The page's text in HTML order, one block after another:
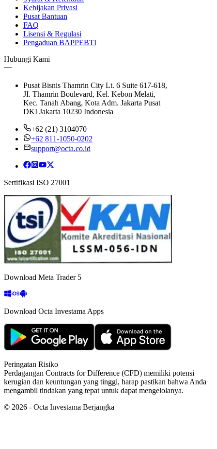
Kebijakan Privasi
Pusat Bantuan
FAQ
Lisensi & Regulasi
Pengaduan BAPPEBTI
Hubungi Kami
Pusat Bisnis Thamrin City Lt. 6 Suite 617-618,
JI. Thamrin Boulevard, Kel. Kebon Melati,
Kec. Tanah Abang, Kota Adm. Jakarta Pusat
DKI Jakarta 10230 Indonesia
+62 (21) 3104070
+62 811-1050-0202
support@octa.co.id
Sertifikasi ISO 27001
Download Meta Trader 5
Download Octa Investama Apps
Peringatan Risiko
Perdagangan Contracts for Difference (CFD) memiliki potensi
kerugian dan keuntungan yang tinggi, harap pastikan bahwa Anda
mengambil tindakan yang tepat untuk dapat mengelolanya.
© 2026 - Octa Investama Berjangka